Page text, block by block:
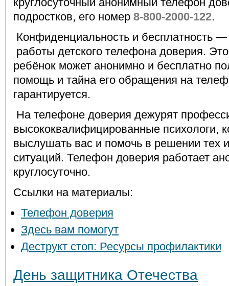
подростков, его номер 8-800-2000-122.
Конфиденциальность и бесплатность
работы детского телефона доверия.
ребёнок может анонимно и бесплатно
помощь и тайна его обращения на
гарантируется.
На телефоне доверия дежурят
высококвалифицированные психологи,
выслушать вас и помочь в решении тех
ситуаций. Телефон доверия работает
круглосуточно.
Ссылки на материалы:
Телефон доверия
Здесь вам помогут
Деструкт стоп: Ресурсы профилактики
День защитника Отечества